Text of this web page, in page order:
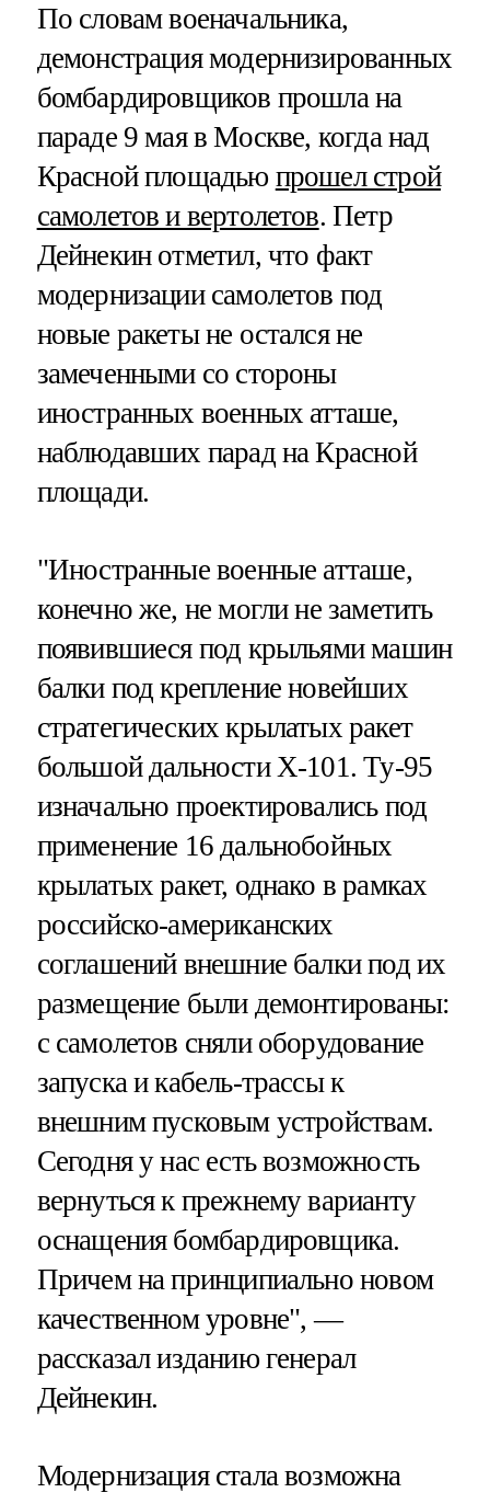
По словам военачальника,
демонстрация модернизированных
бомбардировщиков прошла на
параде 9 мая в Москве, когда над
Красной площадью прошел строй
самолетов и вертолетов. Петр
Дейнекин отметил, что факт
модернизации самолетов под
новые ракеты не остался не
замеченными со стороны
иностранных военных атташе,
наблюдавших парад на Красной
площади.
"Иностранные военные атташе,
конечно же, не могли не заметить
появившиеся под крыльями машин
балки под крепление новейших
стратегических крылатых ракет
большой дальности Х-101. Ту-95
изначально проектировались под
применение 16 дальнобойных
крылатых ракет, однако в рамках
российско-американских
соглашений внешние балки под их
размещение были демонтированы:
с самолетов сняли оборудование
запуска и кабель-трассы к
внешним пусковым устройствам.
Сегодня у нас есть возможность
вернуться к прежнему варианту
оснащения бомбардировщика.
Причем на принципиально новом
качественном уровне", —
рассказал изданию генерал
Дейнекин.
Модернизация стала возможна